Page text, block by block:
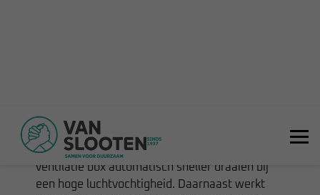
Met deze mechanische ventilatie box van Itho
ben je verzekerd van schone en gezonde lucht.
Door de ingebouwde vochtsensor gaat deze
ventilatie box automatisch sneller draaien bij
een hoge luchtvochtigheid. Daarnaast werkt